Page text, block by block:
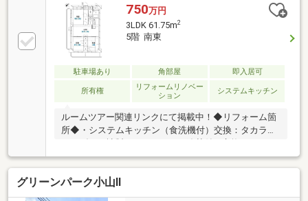
750万円
3LDK 61.75m2
5階 南東
駐車場あり 角部屋 即入居可
所有権
リフォームリノベー
ション
システムキッチン
ルームツアー関連リンクにて掲載中！◆リフォーム箇
所◆・システムキッチン（食洗機付）交換：タカラス
タンダード社製・バスルーム（追焚付）交換：ＬＩＸ
ＩＬ社製・追焚付給湯器交換・洗面化粧台交換：ＬＩ
ＸＩＬ社製・トイレ交換：ＴＯＴＯ社製・床交換・全
居室クロス張替え・畳表替え・襖張替え・ダウンライ
ト設置・ハウスクリーニング等◆二面バルコニー◆周
グリーンパーク小山Ⅱ